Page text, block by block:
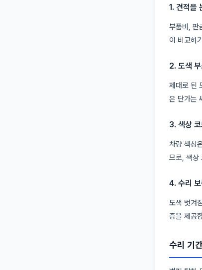
1. 견적을
부품비, 판
이 비교하
2. 도색
제대로 된
은 단가는
3. 색상
차량 색상
므로, 색상
4. 수리
도색 벗겨
증을 제공
수리 기